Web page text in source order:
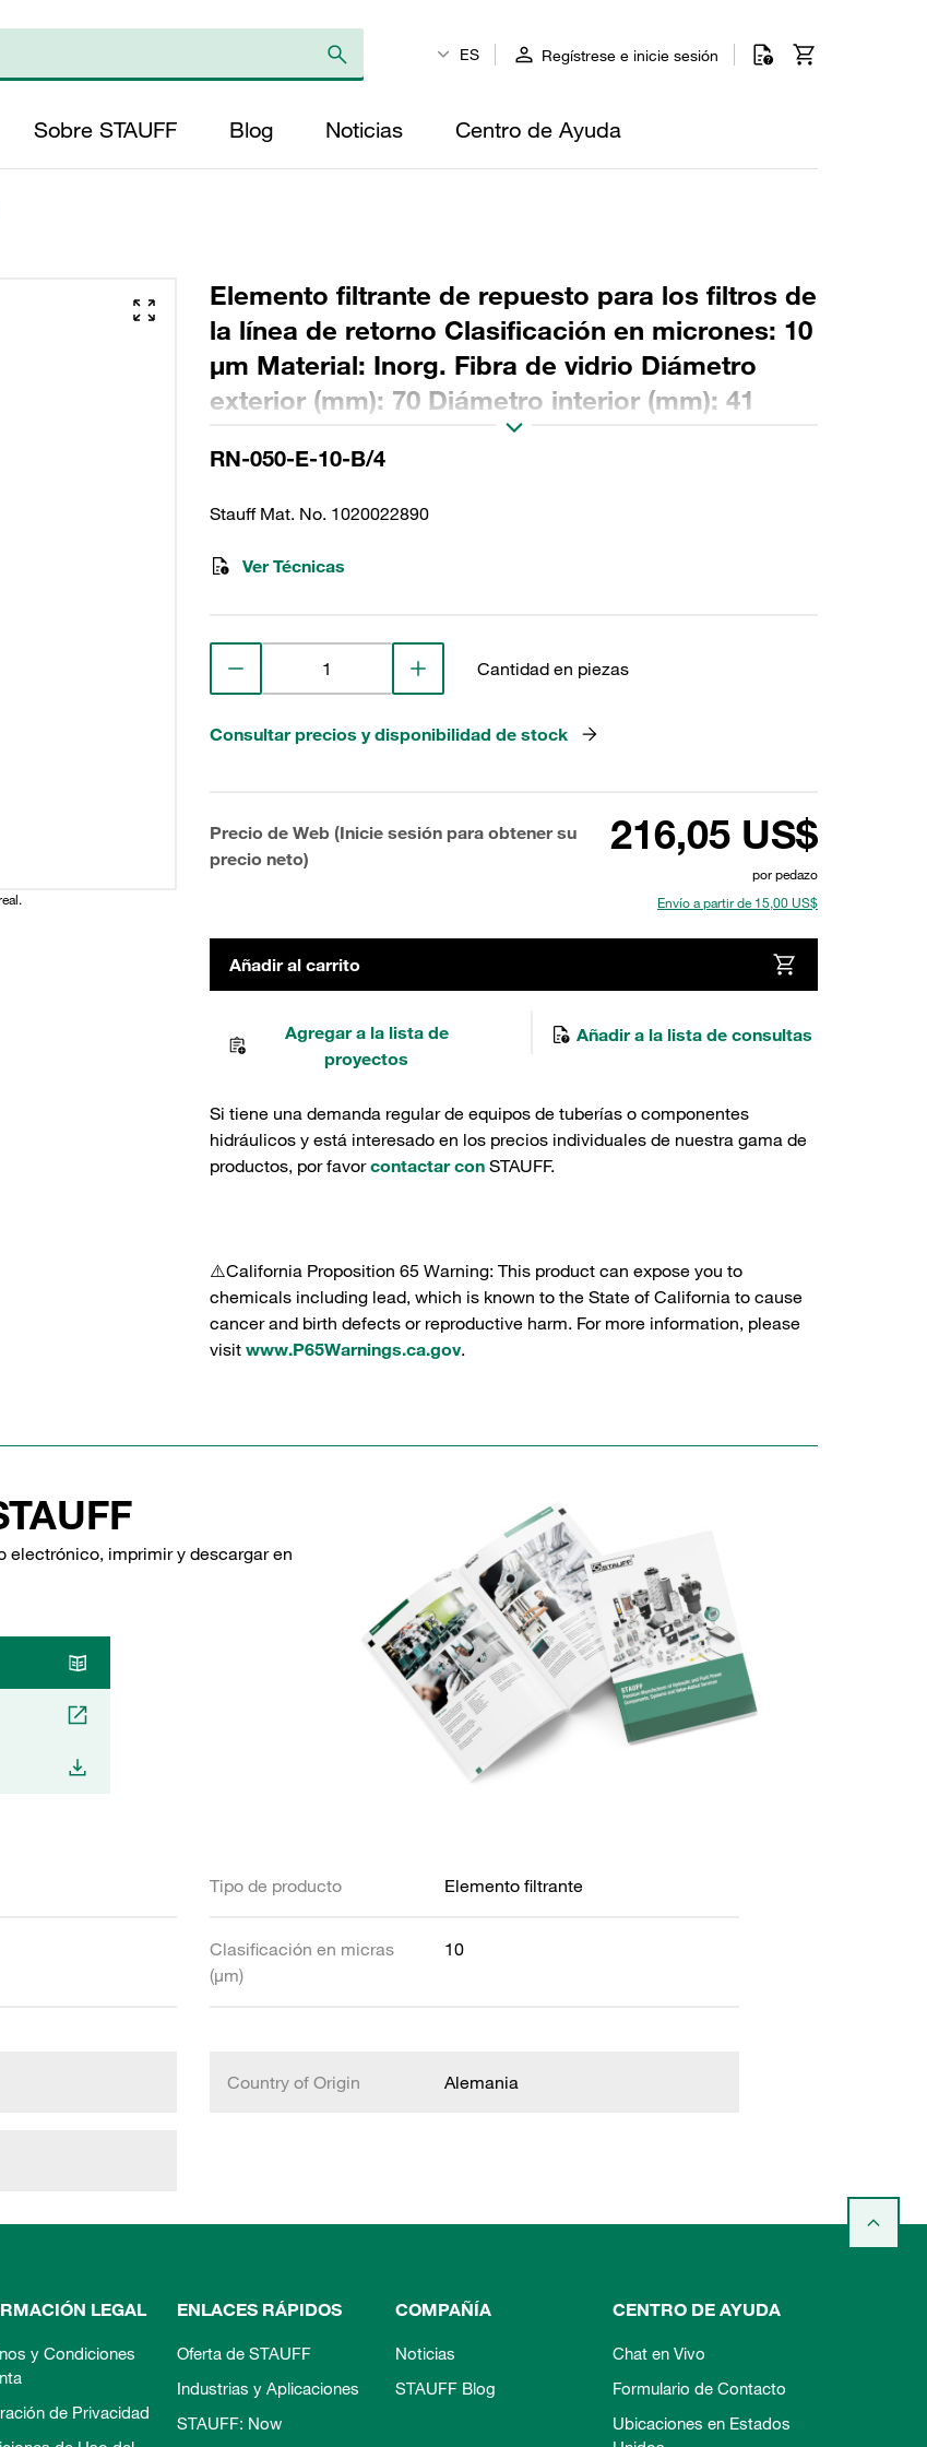
ES Regístrese e inicie sesión
Sobre STAUFF Blog Noticias Centro de Ayuda
Elemento filtrante de repuesto para los filtros de
la línea de retorno Clasificación en micrones: 10
µm Material: Inorg. Fibra de vidrio Diámetro
exterior (mm): 70 Diámetro interior (mm): 41
Longitud (mm): 223 Sellado: NBR, relación β
>200
RN-050-E-10-B/4
Stauff Mat. No. 1020022890
Ver Técnicas
Cantidad en piezas
Consultar precios y disponibilidad de stock
Precio de Web (Inicie sesión para obtener su
precio neto)
216,05 US$
por pedazo
Envío a partir de 15,00 US$
Añadir al carrito
Agregar a la lista de
proyectos
Añadir a la lista de consultas
Si tiene una demanda regular de equipos de tuberías o componentes
hidráulicos y está interesado en los precios individuales de nuestra gama de
productos, por favorcontactar con STAUFF.
⚠️California Proposition 65 Warning: This product can expose you to
chemicals including lead, which is known to the State of California to cause
cancer and birth defects or reproductive harm. For more information, please
visit www.P65Warnings.ca.gov.
electrónico, imprimir y descargar en
Tipo de producto Elemento filtrante
Clasificación en micras
(µm)
10
Country of Origin Alemania
LEGAL
y Condiciones
de Privacidad
ENLACES RÁPIDOS
Oferta de STAUFF
Industrias y Aplicaciones
STAUFF: Now
COMPAÑÍA
Noticias
STAUFF Blog
CENTRO DE AYUDA
Chat en Vivo
Formulario de Contacto
Ubicaciones en Estados